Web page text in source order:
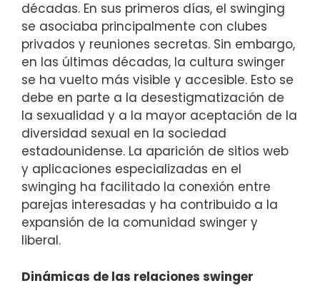
décadas. En sus primeros días, el swinging
se asociaba principalmente con clubes
privados y reuniones secretas. Sin embargo,
en las últimas décadas, la cultura swinger
se ha vuelto más visible y accesible. Esto se
debe en parte a la desestigmatización de
la sexualidad y a la mayor aceptación de la
diversidad sexual en la sociedad
estadounidense. La aparición de sitios web
y aplicaciones especializadas en el
swinging ha facilitado la conexión entre
parejas interesadas y ha contribuido a la
expansión de la comunidad swinger y
liberal.
Dinámicas de las relaciones swinger